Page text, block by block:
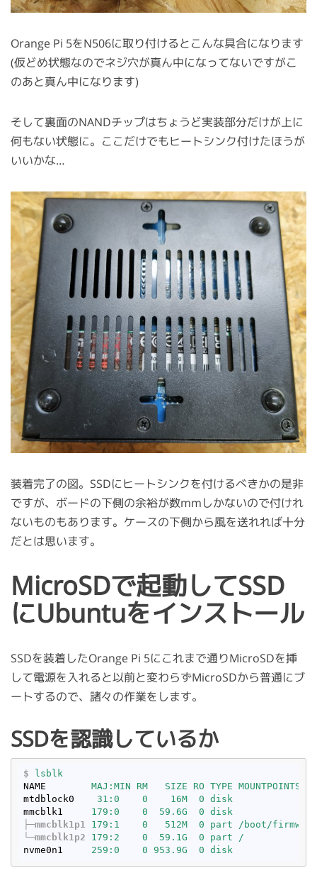
Orange Pi 5をN506に取り付けるとこんな具合になります
(仮どめ状態なのでネジ穴が真ん中になってないですがこ
のあと真ん中になります)
そして裏面のNANDチップはちょうど実装部分だけが上に
何もない状態に。ここだけでもヒートシンク付けたほうが
いいかな…
装着完了の図。SSDにヒートシンクを付けるべきかの是非
ですが、ボードの下側の余裕が数mmしかないので付けれ
ないものもあります。ケースの下側から風を送れれば十分
だとは思います。
MicroSDで起動してSSD
にUbuntuをインストール
SSDを装着したOrange Pi 5にこれまで通りMicroSDを挿
して電源を入れると以前と変わらずMicroSDから普通にブ
ートするので、諸々の作業をします。
SSDを認識しているか
$
lsblk
NAME
MAJ:MIN RM   SIZE RO TYPE MOUNTPOINTS
mtdblock0
31:0    0    16M  0 disk
mmcblk1
179:0    0  59.6G  0 disk
├─mmcblk1p1
179:1    0   512M  0 part /boot/firmware
└─mmcblk1p2
179:2    0  59.1G  0 part /
nvme0n1
259:0    0 953.9G  0 disk